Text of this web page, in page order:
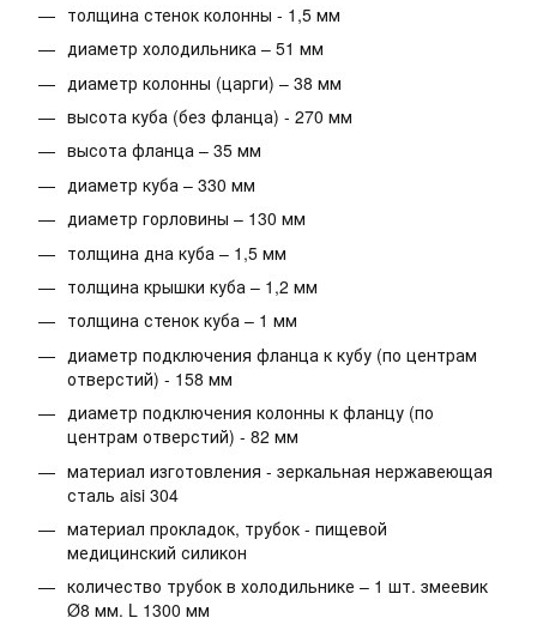
толщина стенок колонны - 1,5 мм
диаметр холодильника – 51 мм
диаметр колонны (царги) – 38 мм
высота куба (без фланца) - 270 мм
высота фланца – 35 мм
диаметр куба – 330 мм
диаметр горловины – 130 мм
толщина дна куба – 1,5 мм
толщина крышки куба – 1,2 мм
толщина стенок куба – 1 мм
диаметр подключения фланца к кубу (по центрам
отверстий) - 158 мм
диаметр подключения колонны к фланцу (по
центрам отверстий) - 82 мм
материал изготовления - зеркальная нержавеющая
сталь aisi 304
материал прокладок, трубок - пищевой
медицинский силикон
количество трубок в холодильнике – 1 шт. змеевик
Ø8 мм. L 1300 мм